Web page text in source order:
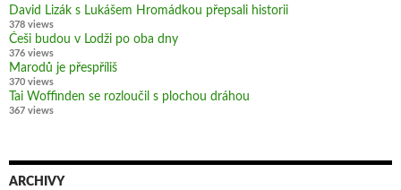
David Lizák s Lukášem Hromádkou přepsali historii
378 views
Češi budou v Lodži po oba dny
376 views
Marodů je přespříliš
370 views
Tai Woffinden se rozloučil s plochou dráhou
367 views
ARCHIVY